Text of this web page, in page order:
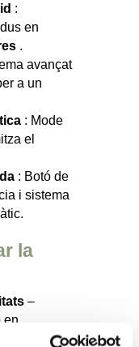
:
en
.
avançat
a un
: Mode
el
: Botó de
i sistema
la
–
en
solució